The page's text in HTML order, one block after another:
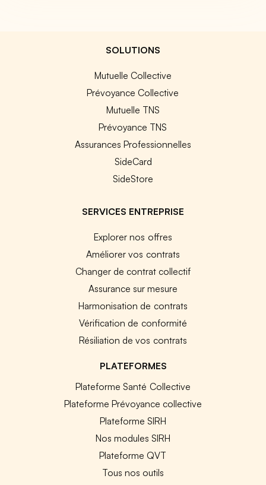
SOLUTIONS
Mutuelle Collective
Prévoyance Collective
Mutuelle TNS
Prévoyance TNS
Assurances Professionnelles
SideCard
SideStore
SERVICES ENTREPRISE
Explorer nos offres
Améliorer vos contrats
Changer de contrat collectif
Assurance sur mesure
Harmonisation de contrats
Vérification de conformité
Résiliation de vos contrats
PLATEFORMES
Plateforme Santé Collective
Plateforme Prévoyance collective
Plateforme SIRH
Nos modules SIRH
Plateforme QVT
Tous nos outils